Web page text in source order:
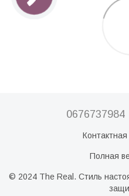
0676737984
Полная
© 2024 The Real. Стиль